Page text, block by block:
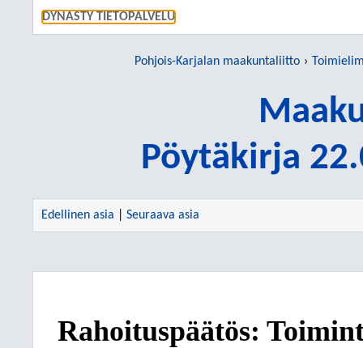
DYNASTY TIETOPALVELU
Pohjois-Karjalan maakuntaliitto
Pöytäkirja
Edellinen asia Seuraava asia
Rahoituspäätös: